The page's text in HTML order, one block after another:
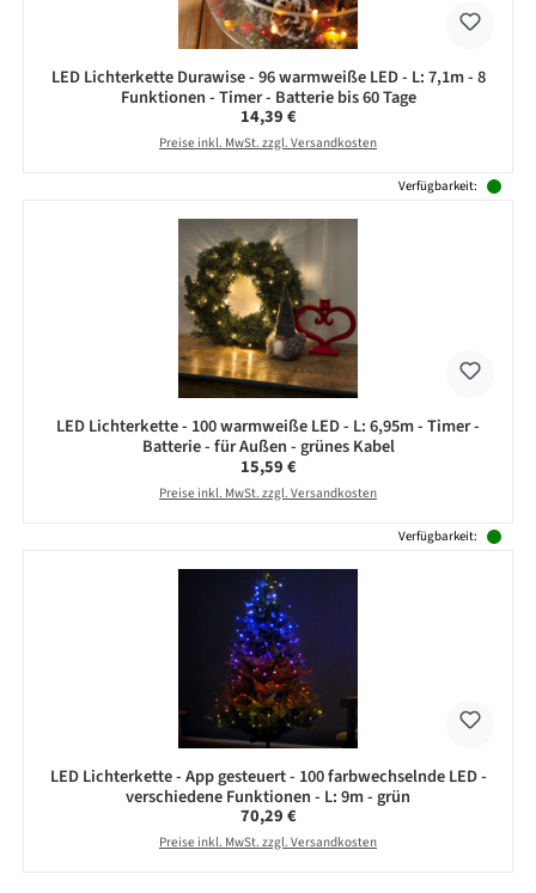
LED Lichterkette Durawise - 96 warmweiße LED - L: 7,1m - 8
Funktionen - Timer - Batterie bis 60 Tage
Regulärer Preis:
14,39 €
Preise inkl. MwSt. zzgl. Versandkosten
Verfügbarkeit:
LED Lichterkette - 100 warmweiße LED - L: 6,95m - Timer -
Batterie - für Außen - grünes Kabel
Regulärer Preis:
15,59 €
Preise inkl. MwSt. zzgl. Versandkosten
Verfügbarkeit:
LED Lichterkette - App gesteuert - 100 farbwechselnde LED -
verschiedene Funktionen - L: 9m - grün
Regulärer Preis:
70,29 €
Preise inkl. MwSt. zzgl. Versandkosten